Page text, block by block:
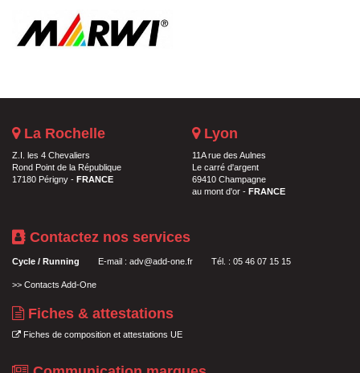
La Rochelle
Z.I. les 4 Chevaliers
Rond Point de la République
17180 Périgny - FRANCE
Lyon
11A rue des Aulnes
Le carré d'argent
69410 Champagne
au mont d'or - FRANCE
Contactez nos services
Cycle / Running E-mail : adv@add-one.fr Tél. : 05 46 07 15 15
>> Contacts Add-One
Fiches & attestations
Fiches de composition et attestations UE